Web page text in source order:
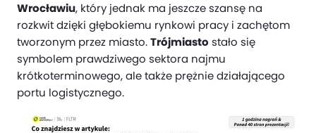
Wrocławiu, który jednak ma jeszcze szansę na
rozkwit dzięki głębokiemu rynkowi pracy i zachętom
tworzonym przez miasto.Trójmiasto stało się
symbolem prawdziwego sektora najmu
krótkoterminowego, ale także prężnie działającego
portu logistycznego.